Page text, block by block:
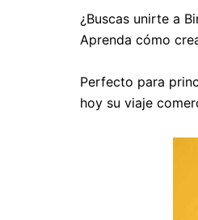
¿Buscas unirte a
Aprenda cómo
Perfecto para
hoy su viaje